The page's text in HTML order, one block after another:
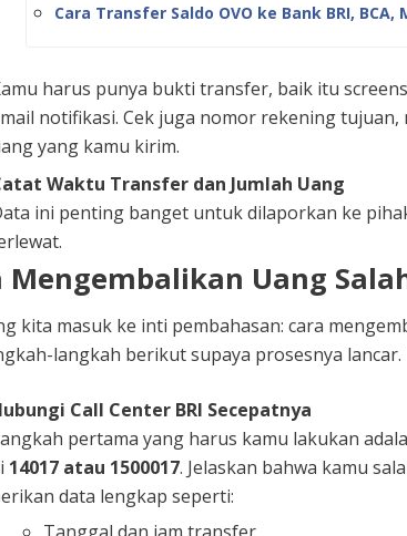
Cara Transfer Saldo OVO ke Bank BRI,
harus punya bukti transfer, baik itu
notifikasi. Cek juga nomor rekening tujuan,
yang kamu kirim.
Waktu Transfer dan Jumlah Uang
ini penting banget untuk dilaporkan ke
Mengembalikan Uang
kita masuk ke inti pembahasan: cara
langkah berikut supaya prosesnya lancar.
Call Center BRI Secepatnya
pertama yang harus kamu lakukan
14017 atau 1500017. Jelaskan bahwa kamu
data lengkap seperti: